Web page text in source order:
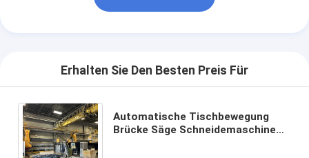
Erhalten Sie Den Besten Preis Für
Automatische Tischbewegung
Brücke Säge Schneidemaschine